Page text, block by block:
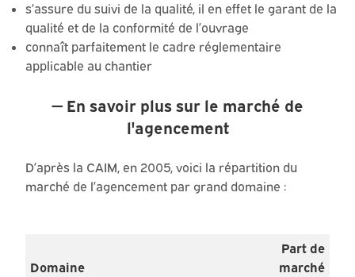
s’assure du suivi de la qualité, il en effet le garant de la
qualité et de la conformité de l’ouvrage
connaît parfaitement le cadre réglementaire
applicable au chantier
En savoir plus sur le marché de
l'agencement
D’après la CAIM, en 2005, voici la répartition du
marché de l’agencement par grand domaine :
Domaine
Part de
marché